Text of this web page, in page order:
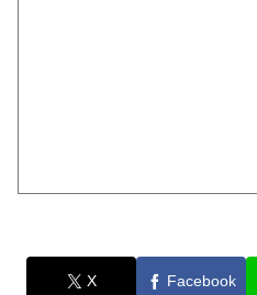
X Facebook